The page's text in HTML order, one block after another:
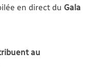
en direct du Gala
au